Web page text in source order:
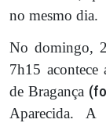
no mesmo dia.
No domingo,
7h15
de Bragança
Aparecida. A